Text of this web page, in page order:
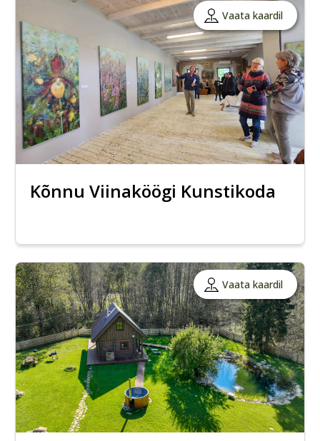
Vaata kaardil
Kõnnu Viinaköögi Kunstikoda
Vaata kaardil